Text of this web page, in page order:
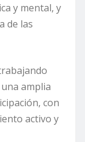
y mental, y
de las
amplia
con
activo y